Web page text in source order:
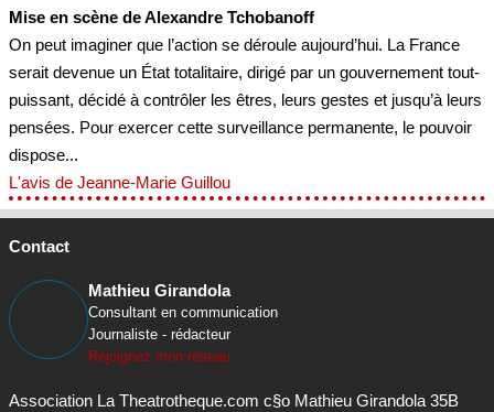
Mise en scène de Alexandre Tchobanoff
On peut imaginer que l’action se déroule aujourd’hui. La France
serait devenue un État totalitaire, dirigé par un gouvernement tout-
puissant, décidé à contrôler les êtres, leurs gestes et jusqu’à leurs
pensées. Pour exercer cette surveillance permanente, le pouvoir
dispose...
L'avis de Jeanne-Marie Guillou
Contact
Mathieu Girandola
Consultant en communication
Journaliste - rédacteur
Rejoignez mon réseau
Association La Theatrotheque.com c§o Mathieu Girandola 35B